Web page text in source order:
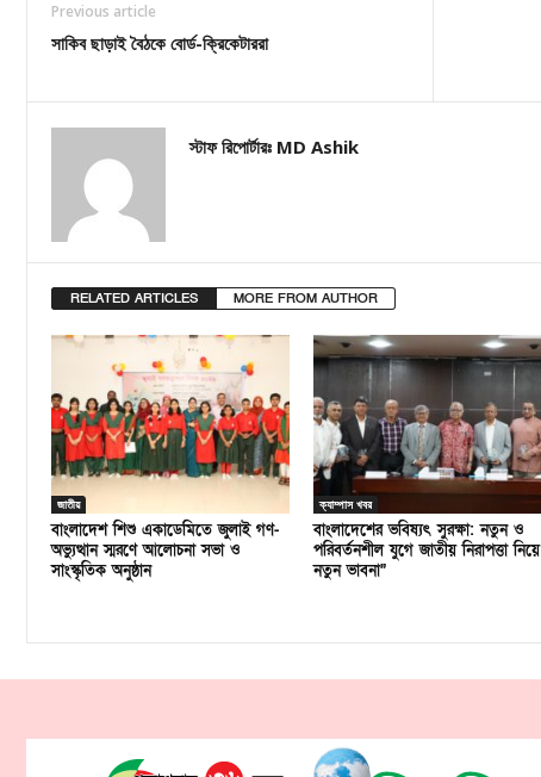
Previous article
সাকিব ছাড়াই বৈঠকে বোর্ড-ক্রিকেটাররা
স্টাফ রিপোর্টারঃ MD Ashik
RELATED ARTICLES MORE FROM AUTHOR
জাতীয়
বাংলাদেশ শিশু একাডেমিতে জুলাই গণ-
অভ্যুত্থান স্মরণে আলোচনা সভা ও
সাংস্কৃতিক অনুষ্ঠান
ক্যাম্পাস খবর
বাংলাদেশের ভবিষ্যৎ সুরক্ষা: নতুন ও
পরিবর্তনশীল যুগে জাতীয় নিরাপত্তা নিয়ে
নতুন ভাবনা”